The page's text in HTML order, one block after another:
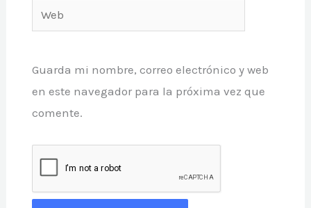
Guarda mi nombre, correo electrónico y web
en este navegador para la próxima vez que
comente.